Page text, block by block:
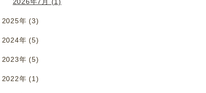
2025年 (3)
2024年 (5)
2023年 (5)
2022年 (1)